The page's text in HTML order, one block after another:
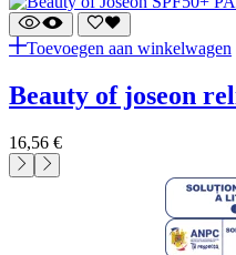
Toevoegen aan winkelwagen
beauty of joseon
16,56 €